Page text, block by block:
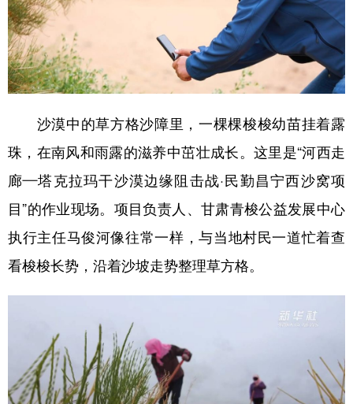
沙漠中的草方格沙障里，一棵棵梭梭幼苗挂着露
珠，在南风和雨露的滋养中茁壮成长。这里是“河西走
廊—塔克拉玛干沙漠边缘阻击战·民勤昌宁西沙窝项
目”的作业现场。项目负责人、甘肃青梭公益发展中心
执行主任马俊河像往常一样，与当地村民一道忙着查
看梭梭长势，沿着沙坡走势整理草方格。